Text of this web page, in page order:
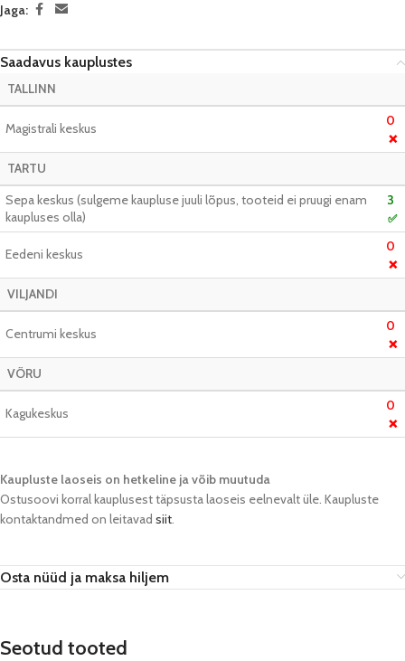
Jaga:
Saadavus kauplustes
TALLINN
Magistrali keskus 0
❌
TARTU
Sepa keskus (sulgeme kaupluse juuli lõpus, tooteid ei pruugi enam
kaupluses olla)
3
✅
Eedeni keskus 0
❌
VILJANDI
Centrumi keskus 0
❌
VÕRU
Kagukeskus 0
❌
Kaupluste laoseis on hetkeline ja võib muutuda​
Ostusoovi korral kauplusest täpsusta laoseis eelnevalt üle. Kaupluste
kontaktandmed on leitavad siit.
Osta nüüd ja maksa hiljem
Seotud tooted